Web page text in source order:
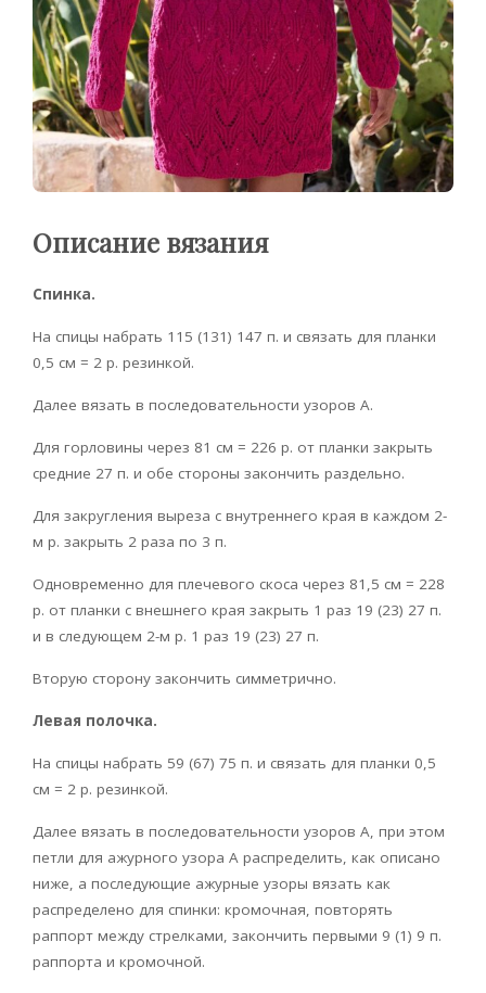
Описание вязания
Спинка.
На спицы набрать 115 (131) 147 п. и связать для планки
0,5 см = 2 р. резинкой.
Далее вязать в последовательности узоров А.
Для горловины через 81 см = 226 р. от планки закрыть
средние 27 п. и обе стороны закончить раздельно.
Для закругления выреза с внутреннего края в каждом 2-
м р. закрыть 2 раза по 3 п.
Одновременно для плечевого скоса через 81,5 см = 228
р. от планки с внешнего края закрыть 1 раз 19 (23) 27 п.
и в следующем 2-м р. 1 раз 19 (23) 27 п.
Вторую сторону закончить симметрично.
Левая полочка.
На спицы набрать 59 (67) 75 п. и связать для планки 0,5
см = 2 р. резинкой.
Далее вязать в последовательности узоров А, при этом
петли для ажурного узора А распределить, как описано
ниже, а последующие ажурные узоры вязать как
распределено для спинки: кромочная, повторять
раппорт между стрелками, закончить первыми 9 (1) 9 п.
раппорта и кромочной.